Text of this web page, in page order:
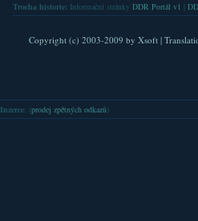
Trocha historie: Informační stránky DDR Portál v1
Copyright (c) 2003-2009 by Xsoft|
Inzerce: (prodej zpětných odkazů )